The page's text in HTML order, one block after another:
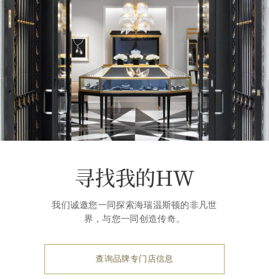
寻找我的HW
我们诚邀您一同探索海瑞温斯顿的非凡世
界，与您一同创造传奇。
查询品牌专门店信息